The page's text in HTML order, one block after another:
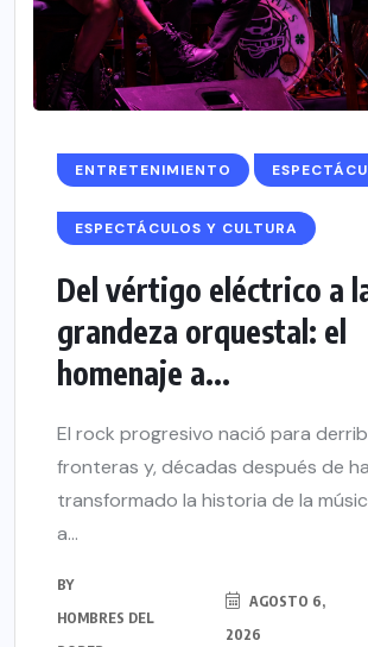
ENTRETENIMIENTO
ESPECTÁCULOS Y CULTURA
Del vértigo eléctrico a
grandeza orquestal: el
homenaje a...
El rock progresivo nació para
fronteras y, décadas después de
transformado la historia de la
a...
BY
HOMBRES DEL
AGOSTO 6,
2026